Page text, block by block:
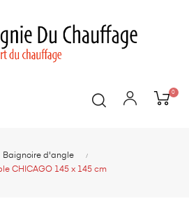
0
Baignoire d'angle
CHICAGO 145 x 145 cm